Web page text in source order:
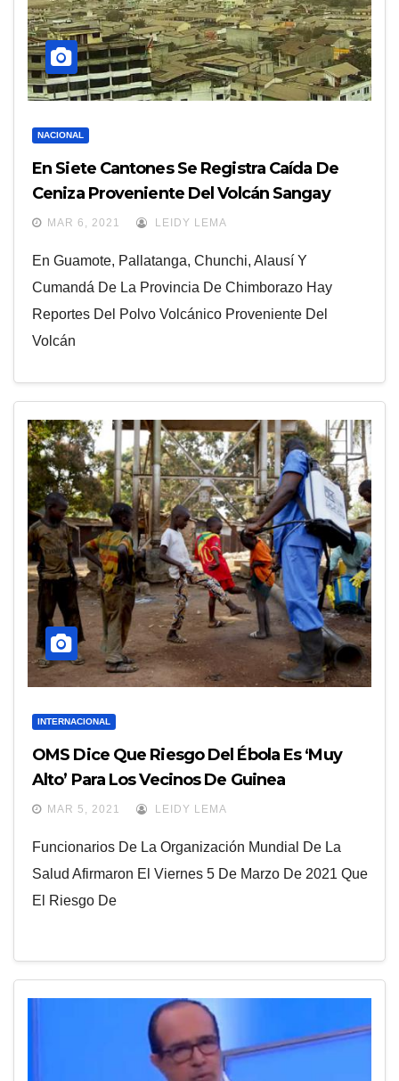
NACIONAL
En Siete Cantones Se Registra Caída De
Ceniza Proveniente Del Volcán Sangay
MAR 6, 2021 LEIDY LEMA
En Guamote, Pallatanga, Chunchi, Alausí Y
Cumandá De La Provincia De Chimborazo Hay
Reportes Del Polvo Volcánico Proveniente Del
Volcán
INTERNACIONAL
OMS Dice Que Riesgo Del Ébola Es ‘muy
Alto’ Para Los Vecinos De Guinea
MAR 5, 2021 LEIDY LEMA
Funcionarios De La Organización Mundial De La
Salud Afirmaron El Viernes 5 De Marzo De 2021 Que
El Riesgo De